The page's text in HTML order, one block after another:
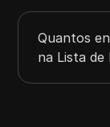
Quantos
na Lista de